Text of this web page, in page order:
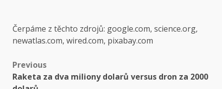
Čerpáme z těchto zdrojů: google.com, science.org,
newatlas.com, wired.com, pixabay.com
Post
Previous
Raketa za dva miliony dolarů versus dron za 2000